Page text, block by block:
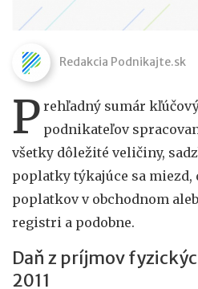
Redakcia Podnikajte.sk
P rehľadný sumár
podnikateľov
všetky dôležité veličiny,
poplatky týkajúce sa miezd,
poplatkov v obchodnom
registri a podobne.
Daň z príjmov
2011